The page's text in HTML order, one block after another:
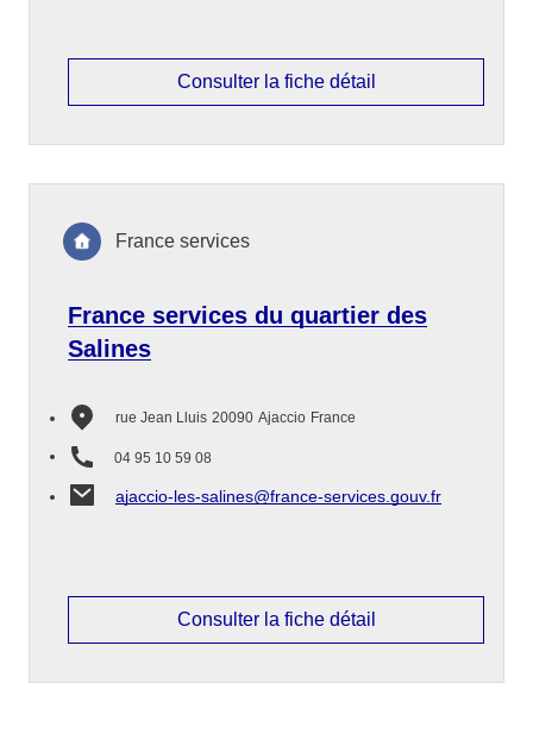
Consulter la fiche détail
France services du quartier des
Salines
rue Jean Lluis 20090 Ajaccio France
04 95 10 59 08
ajaccio-les-salines@france-services.gouv.fr
France services
Consulter la fiche détail